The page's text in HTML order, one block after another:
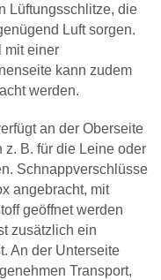
Lüftungsschlitze, die
Luft sorgen.
mit einer
kann zudem
werden.
an der Oberseite
z. B. für die Leine oder
Schnappverschlüsse
angebracht, mit
geöffnet werden
zusätzlich ein
An der Unterseite
Transport,